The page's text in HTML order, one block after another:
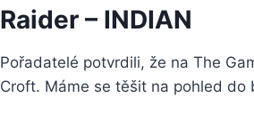
Raider – INDIAN
Pořadatelé potvrdili, že na The
Croft. Máme se těšit na pohled do